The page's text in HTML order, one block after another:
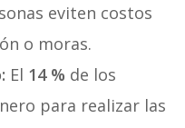
eviten costos
o moras.
El 14 % de los
para realizar las